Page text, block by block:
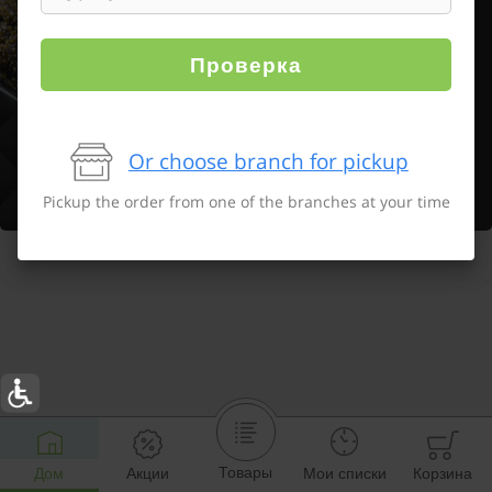
Дом Акции Товары Мои списки Корзина
Проверка
Or choose branch for pickup
Pickup the order from one of the branches at your time